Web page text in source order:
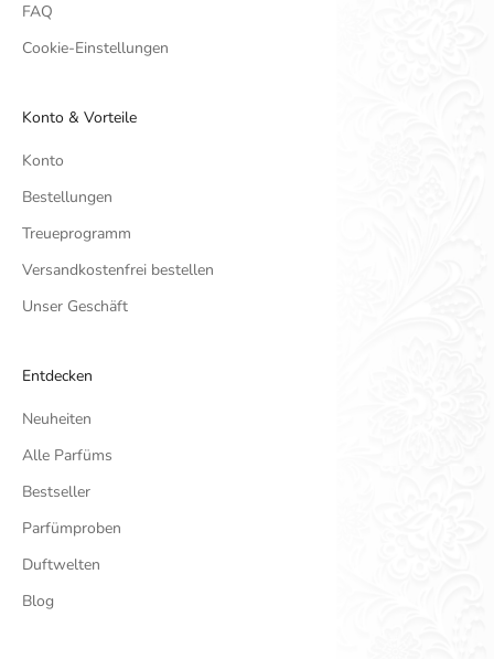
FAQ
Cookie-Einstellungen
Konto & Vorteile
Konto
Bestellungen
Treueprogramm
Versandkostenfrei bestellen
Unser Geschäft
Entdecken
Neuheiten
Alle Parfüms
Bestseller
Parfümproben
Duftwelten
Blog